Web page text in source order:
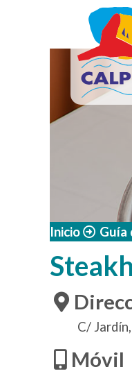
Pasar al contenido
Inicio Guía
C/
Móvil